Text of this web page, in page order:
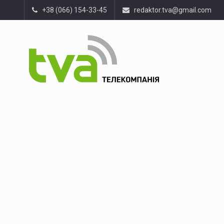
+38 (066) 154-33-45 redaktor.tva@gmail.com